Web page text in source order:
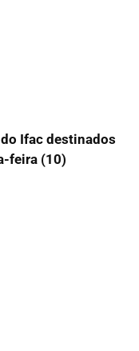
Ifac destinados
feira (10)